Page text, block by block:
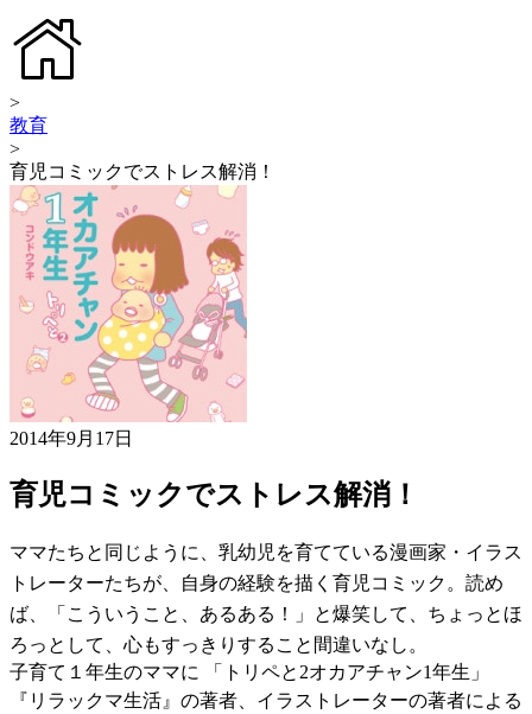
>
教育
>
育児コミックでストレス解消！
2014年9月17日
育児コミックでストレス解消！
ママたちと同じように、乳幼児を育てている漫画家・イラス
トレーターたちが、自身の経験を描く育児コミック。読め
ば、「こういうこと、あるある！」と爆笑して、ちょっとほ
ろっとして、心もすっきりすること間違いなし。
子育て１年生のママに 「トリペと2オカアチャン1年生」
『リラックマ生活』の著者、イラストレーターの著者による